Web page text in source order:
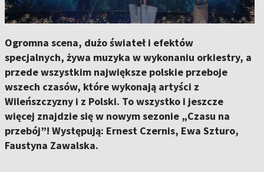
Ogromna scena, dużo świateł i efektów
specjalnych, żywa muzyka w wykonaniu orkiestry, a
przede wszystkim największe polskie przeboje
wszech czasów, które wykonają artyści z
Wileńszczyzny i z Polski. To wszystko i jeszcze
więcej znajdzie się w nowym sezonie „Czasu na
przebój”! Występują: Ernest Czernis, Ewa Szturo,
Faustyna Zawalska.